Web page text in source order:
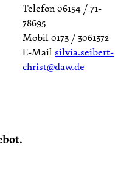
Telefon 06154 / 71-
78695
Mobil 0173 / 3061372
E-Mailsilvia.seibert-
christ@daw.de